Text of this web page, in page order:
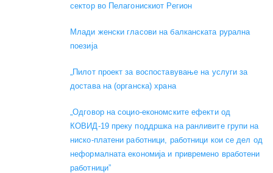
сектор во Пелагонискиот Регион
Mлади женски гласови на балканската рурална
поезија
„Пилот проект за воспоставување на услуги за
достава на (органска) храна
„Одговор на социо-економските ефекти од
КОВИД-19 преку поддршка на ранливите групи на
ниско-платени работници, работници кои се дел од
неформалната економија и привремено вработени
работници”